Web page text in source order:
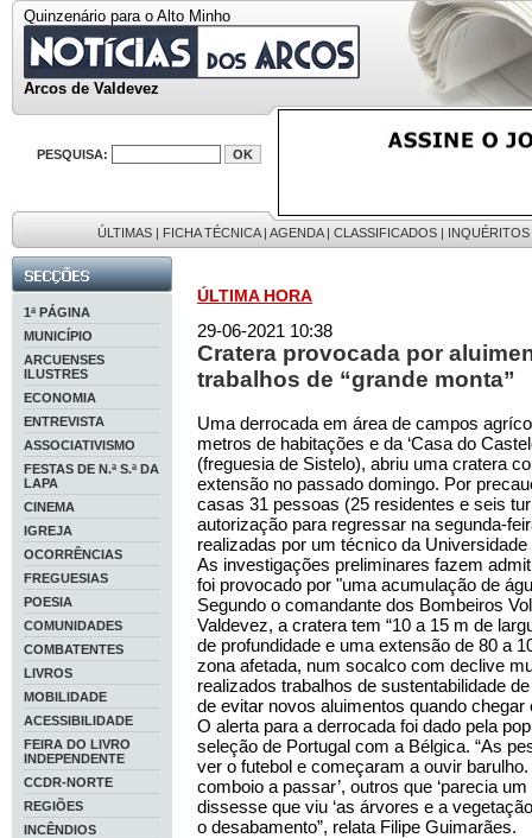
Quinzenário para o Alto Minho
Arcos de Valdevez
PESQUISA:
ÚLTIMAS | FICHA TÉCNICA| AGENDA| CLASSIFICADOS | INQUÉRITOS
1ª PÁGINA
MUNICÍPIO
ARCUENSES
ILUSTRES
ECONOMIA
ENTREVISTA
ASSOCIATIVISMO
FESTAS DE N.ª S.ª DA
LAPA
CINEMA
IGREJA
OCORRÊNCIAS
FREGUESIAS
POESIA
COMUNIDADES
COMBATENTES
LIVROS
MOBILIDADE
ACESSIBILIDADE
FEIRA DO LIVRO
INDEPENDENTE
CCDR-NORTE
REGIÕES
INCÊNDIOS
ÚLTIMA HORA
29-06-2021 10:38
Cratera provocada por
trabalhos de “grande monta”
Uma derrocada em área de campos
metros de habitações e da ‘Casa do
(freguesia de Sistelo), abriu uma cratera
extensão no passado domingo. Por
casas 31 pessoas (25 residentes e seis
autorização para regressar na segunda-
realizadas por um técnico da Universidade
As investigações preliminares fazem
foi provocado por "uma acumulação de
Segundo o comandante dos Bombeiros
Valdevez, a cratera tem “10 a 15 m de
de profundidade e uma extensão de 80 a
zona afetada, num socalco com declive
realizados trabalhos de sustentabilidade
de evitar novos aluimentos quando chegar
O alerta para a derrocada foi dado pela
seleção de Portugal com a Bélgica. “As
ver o futebol e começaram a ouvir
comboio a passar’, outros que ‘parecia
dissesse que viu ‘as árvores e a
o desabamento”, relata Filipe Guimarães.